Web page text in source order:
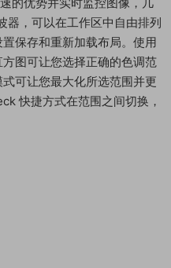
器，可以在工作区中自由排列
保存和重新加载布局。使用
图可让您选择正确的色调范
可让您最大化所选范围并更
快捷方式在范围之间切换，